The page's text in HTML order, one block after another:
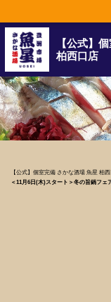
【公式】
柏西口店
【公式】個室完備 さかな酒場 魚星 柏
＜11月6日(木)スタート＞冬の旨鍋フェ